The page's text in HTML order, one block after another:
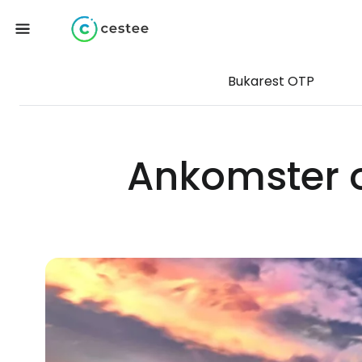
Bukarest OTP
Ankomster